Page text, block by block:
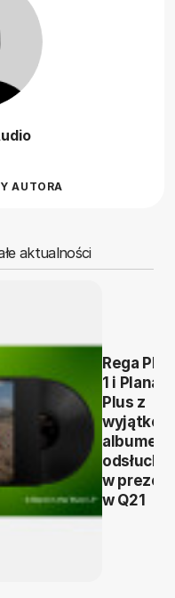
AUTORA
aktualności
Rega
1 i Planar 1
Plus z
albumem
w
w Q21